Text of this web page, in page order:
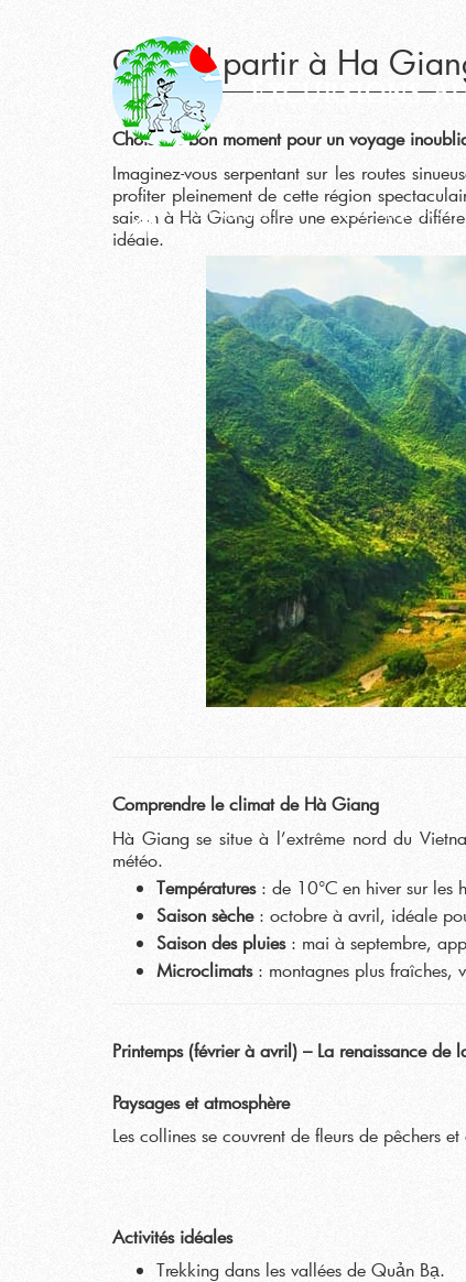
Excursions à
Excursions à
Quand partir à Ha
Choisir le bon moment pour un voyage
Imaginez-vous serpentant sur les routes
profiter pleinement de cette région
saison à Hà Giang offre une expérience
idéale.
Comprendre le climat de Hà Giang
Hà Giang se situe à l’extrême nord du
météo.
Températures: de 10°C en hiver sur les
Saison sèche: octobre à avril, idéale
Saison des pluies: mai à septembre,
Microclimats: montagnes plus fraîches,
Printemps (février à avril) – La renaissance de
Paysages et atmosphère
Les collines se couvrent de fleurs de pêchers
Activités idéales
Trekking dans les vallées de Quản Bạ.